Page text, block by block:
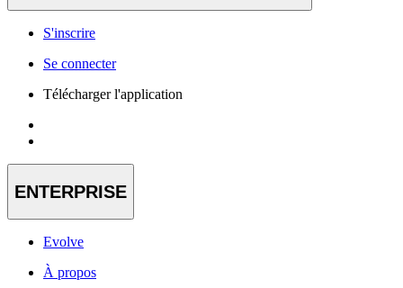
S'inscrire
Se connecter
Télécharger l'application
ENTERPRISE
Evolve
À propos